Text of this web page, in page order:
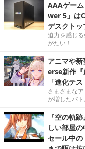
AAAゲー
wer 5」は
デスクトッ
迫力を感じ
がたい！
アニマや
erse新作『
「進化テ
さまざまな
が増したバト
『空の軌
しい部屋
セール中